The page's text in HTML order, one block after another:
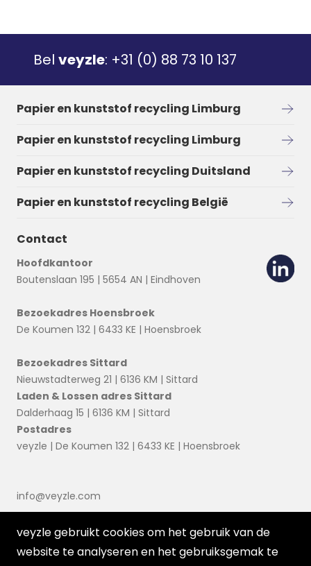
Bel veyzle: +31 (0) 88 73 10 137
Papier en kunststof recycling Limburg
Papier en kunststof recycling Limburg
Papier en kunststof recycling Duitsland
Papier en kunststof recycling België
Contact
Hoofdkantoor
Boutenslaan 195 | 5654 AN | Eindhoven
Bezoekadres Hoensbroek
De Koumen 132 | 6433 KE | Hoensbroek
Bezoekadres Sittard
Nieuwstadterweg 21 | 6136 KM | Sittard
Laden & Lossen adres Sittard
Dalderhaag 15 | 6136 KM | Sittard
Postadres
veyzle | De Koumen 132 | 6433 KE | Hoensbroek
info@veyzle.com
veyzle gebruikt cookies om het gebruik van de
website te analyseren en het gebruiksgemak te